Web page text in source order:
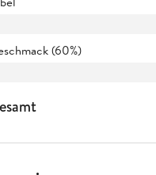
(60%)